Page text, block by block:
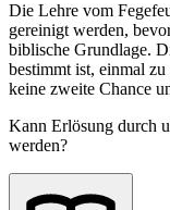
Die Lehre vom
gereinigt werden,
biblische Grundlage.
bestimmt ist, einmal
keine zweite Chance
Kann Erlösung durch
werden?